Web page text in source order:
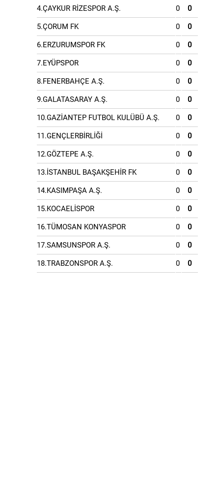
4.ÇAYKUR RİZESPOR A.Ş. 0 0
5.ÇORUM FK 0 0
6.ERZURUMSPOR FK 0 0
7.EYÜPSPOR 0 0
8.FENERBAHÇE A.Ş. 0 0
9.GALATASARAY A.Ş. 0 0
10.GAZİANTEP FUTBOL KULÜBÜ A.Ş. 0 0
11.GENÇLERBİRLİĞİ 0 0
12.GÖZTEPE A.Ş. 0 0
13.İSTANBUL BAŞAKŞEHİR FK 0 0
14.KASIMPAŞA A.Ş. 0 0
15.KOCAELİSPOR 0 0
16.TÜMOSAN KONYASPOR 0 0
17.SAMSUNSPOR A.Ş. 0 0
18.TRABZONSPOR A.Ş. 0 0